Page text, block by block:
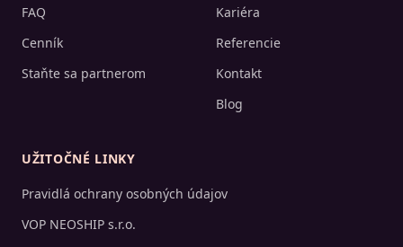
FAQ
Cenník
Staňte sa partnerom
Kariéra
Referencie
Kontakt
Blog
UŽITOČNÉ LINKY
Pravidlá ochrany osobných údajov
VOP NEOSHIP s.r.o.